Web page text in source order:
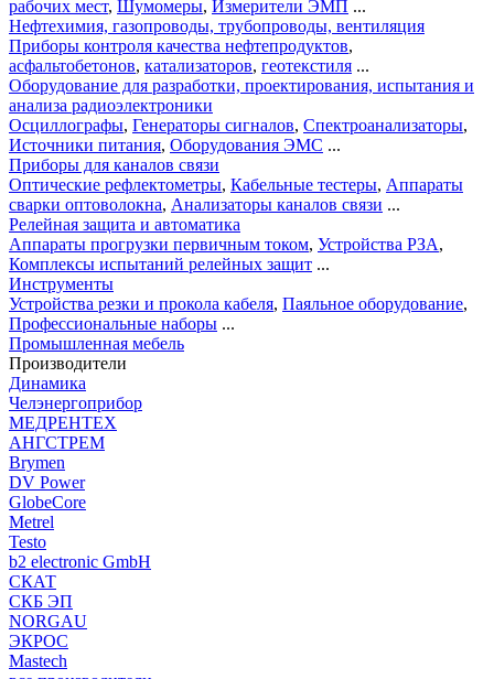
рабочих мест, Шумомеры, Измерители ЭМП ...
Нефтехимия, газопроводы, трубопроводы, вентиляция
Приборы контроля качества нефтепродуктов,
асфальтобетонов, катализаторов, геотекстиля ...
Оборудование для разработки, проектирования, испытания и
анализа радиоэлектроники
Осциллографы, Генераторы сигналов, Спектроанализаторы,
Источники питания, Оборудования ЭМС ...
Приборы для каналов связи
Оптические рефлектометры, Кабельные тестеры, Аппараты
сварки оптоволокна, Анализаторы каналов связи ...
Релейная защита и автоматика
Аппараты прогрузки первичным током, Устройства РЗА,
Комплексы испытаний релейных защит ...
Инструменты
Устройства резки и прокола кабеля, Паяльное оборудование,
Профессиональные наборы ...
Промышленная мебель
Производители
Динамика
Челэнергоприбор
МЕДРЕНТЕХ
АНГСТРЕМ
Brymen
DV Power
GlobeCore
Metrel
Testo
b2 electronic GmbH
СКАТ
СКБ ЭП
NORGAU
ЭКРОС
Mastech